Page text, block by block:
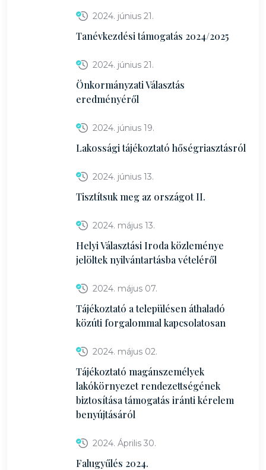
2024. június 21.
Tanévkezdési támogatás 2024/2025
2024. június 21.
Önkormányzati Választás
eredményéről
2024. június 19.
Lakossági tájékoztató hőségriasztásról
2024. június 13.
Tisztítsuk meg az országot II.
2024. május 13.
Helyi Választási Iroda közleménye
jelöltek nyilvántartásba vételéről
2024. május 07.
Tájékoztató a településen áthaladó
közúti forgalommal kapcsolatosan
2024. május 02.
Tájékoztató magánszemélyek
lakókörnyezet rendezettségének
biztosítása támogatás iránti kérelem
benyújtásáról
2024. Április 30.
Falugyűlés 2024.